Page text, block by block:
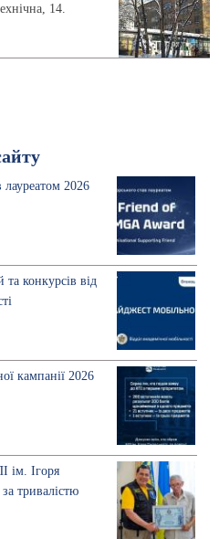
14.
лауреатом 2026
конкурсів від
кампанії 2026
ім. Ігоря
тривалістю